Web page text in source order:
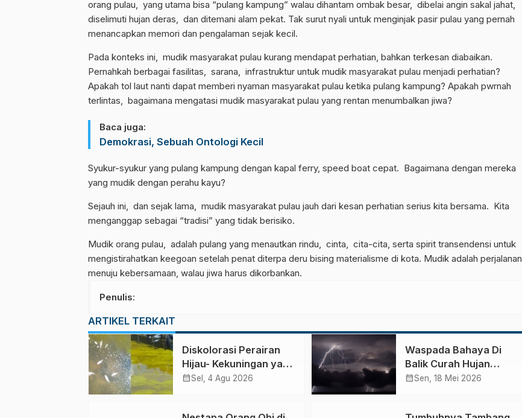
orang pulau, yang utama bisa “pulang kampung” walau dihantam ombak besar, dibelai angin sakal jahat,
diselimuti hujan deras, dan ditemani alam pekat. Tak surut nyali untuk menginjak pasir pulau yang pernah
menancapkan memori dan pengalaman sejak kecil.
Pada konteks ini, mudik masyarakat pulau kurang mendapat perhatian, bahkan terkesan diabaikan.
Pernahkah berbagai fasilitas, sarana, infrastruktur untuk mudik masyarakat pulau menjadi perhatian?
Apakah tol laut nanti dapat memberi nyaman masyarakat pulau ketika pulang kampung? Apakah pwrnah
terlintas, bagaimana mengatasi mudik masyarakat pulau yang rentan menumbalkan jiwa?
Baca juga:
Demokrasi, Sebuah Ontologi Kecil
Syukur-syukur yang pulang kampung dengan kapal ferry, speed boat cepat. Bagaimana dengan mereka
yang mudik dengan perahu kayu?
Sejauh ini, dan sejak lama, mudik masyarakat pulau jauh dari kesan perhatian serius kita bersama. Kita
menganggap sebagai “tradisi” yang tidak berisiko.
Mudik orang pulau, adalah pulang yang menautkan rindu, cinta, cita-cita, serta spirit transendensi untuk
mengistirahatkan keegoan setelah penat diterpa deru bising materialisme di kota. Mudik adalah perjalanan
menuju kebersamaan, walau jiwa harus dikorbankan.
Penulis:
ARTIKEL TERKAIT
Diskolorasi Perairan
Hijau- Kekuningan yang
Berbau dan Iritatif di
calendar_monthSel, 4 Agu 2026
Waspada Bahaya Di
Balik Curah Hujan
Ekstrim
calendar_monthSen, 18 Mei 2026